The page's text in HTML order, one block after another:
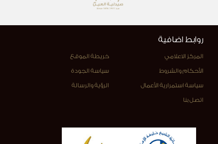
روابط اضافية
المركز الاعلامي خريطة الموقع
الأحكام والشروط سياسة الجودة
سياسة استمرارية الأعمال الرؤية والرسالة
اتصل بنا